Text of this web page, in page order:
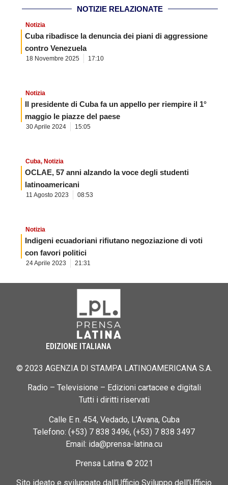
NOTIZIE RELAZIONATE
Notizia
Cuba ribadisce la denuncia dei piani di aggressione
contro Venezuela
18 Novembre 2025 17:10
Notizia
Il presidente di Cuba fa un appello per riempire il 1°
maggio le piazze del paese
30 Aprile 2024 15:05
Cuba, Notizia
OCLAE, 57 anni alzando la voce degli studenti
latinoamericani
11 Agosto 2023 08:53
Notizia
Indigeni ecuadoriani rifiutano negoziazione di voti
con favori politici
24 Aprile 2023 21:31
EDIZIONE ITALIANA
© 2023 AGENZIA DI STAMPA LATINOAMERICANA S.A.
Radio – Televisione – Edizioni cartacee e digitali
Tutti i diritti riservati
Calle E n. 454, Vedado, L’Avana, Cuba
Telefono: (+53) 7 838 3496, (+53) 7 838 3497
Email: ida@prensa-latina.cu
Prensa Latina © 2021
Sito ideato e sviluppato dall’Ufficio Sviluppo dell’Ufficio